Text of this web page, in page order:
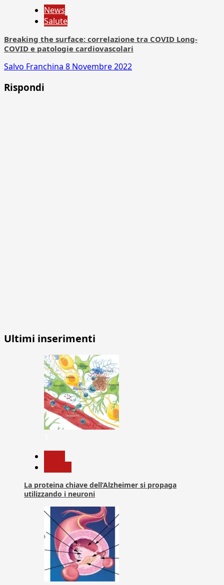
News
Salute
Breaking the surface: correlazione tra COVID Long-
COVID e patologie cardiovascolari
Salvo Franchina 8 Novembre 2022
Rispondi
Ultimi inserimenti
La proteina chiave dell’Alzheimer si propaga
utilizzando i neuroni